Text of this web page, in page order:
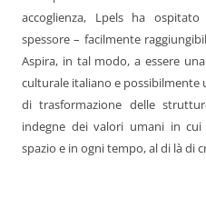
accoglienza, Lpels ha
spessore – facilmente
Aspira, in tal modo, a essere
culturale italiano e
di trasformazione delle
indegne dei valori umani in
spazio e in ogni tempo, al di là di